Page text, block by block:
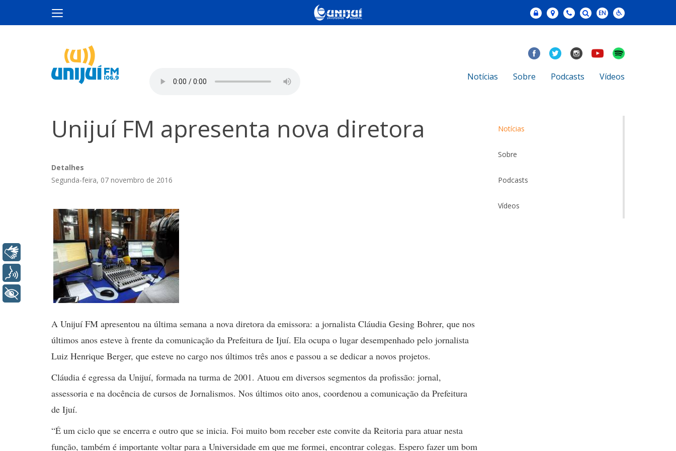
Notícias Sobre Podcasts Vídeos
Unijuí FM apresenta nova diretora
Detalhes
Segunda-feira, 07 novembro de 2016
A Unijuí FM apresentou na última semana a nova diretora da emissora: a jornalista Cláudia Gesing Bohrer, que nos
últimos anos esteve à frente da comunicação da Prefeitura de Ijuí. Ela ocupa o lugar desempenhado pelo jornalista
Luiz Henrique Berger, que esteve no cargo nos últimos três anos e passou a se dedicar a novos projetos.
Cláudia é egressa da Unijuí, formada na turma de 2001. Atuou em diversos segmentos da profissão: jornal,
assessoria e na docência de cursos de Jornalismos. Nos últimos oito anos, coordenou a comunicação da Prefeitura
de Ijuí.
“É um ciclo que se encerra e outro que se inicia. Foi muito bom receber este convite da Reitoria para atuar nesta
função, também é importante voltar para a Universidade em que me formei, encontrar colegas. Espero fazer um bom
Notícias
Sobre
Podcasts
Vídeos
+ Acessibilidade